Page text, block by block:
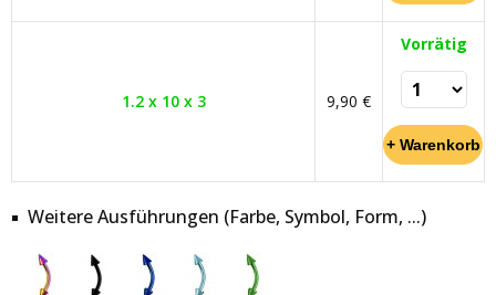
1.2 x 10 x 3 9,90 €
Vorrätig
Weitere Ausführungen (Farbe, Symbol, Form, ...)